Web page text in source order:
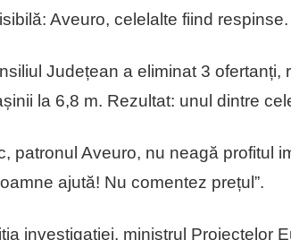
Aveuro, celelalte fiind respinse.
Județean a eliminat 3 ofertanți,
la 6,8 m. Rezultat: unul dintre
patronul Aveuro, nu neagă profitul
ajută! Nu comentez prețul”.
investigației, ministrul Proiectelor